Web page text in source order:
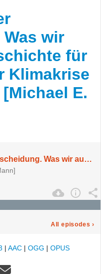
wir
für
Klimakrise
E.
Der Moment der Entscheidung. Was wir aus der Erdgeschichte für die Lösung der Klimakrise lernen können [Michael E. Mann]
All episodes ›
| AAC | OGG | OPUS